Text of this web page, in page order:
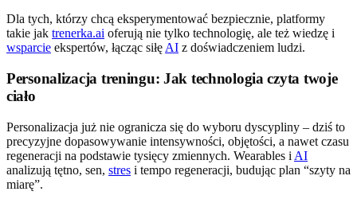
Dla tych, którzy chcą eksperymentować bezpiecznie, platformy
takie jak trenerka.ai oferują nie tylko technologię, ale też wiedzę i
wsparcie ekspertów, łącząc siłę AI z doświadczeniem ludzi.
Personalizacja treningu: Jak technologia czyta twoje
ciało
Personalizacja już nie ogranicza się do wyboru dyscypliny – dziś to
precyzyjne dopasowywanie intensywności, objętości, a nawet czasu
regeneracji na podstawie tysięcy zmiennych. Wearables i AI
analizują tętno, sen, stres i tempo regeneracji, budując plan “szyty na
miarę”.